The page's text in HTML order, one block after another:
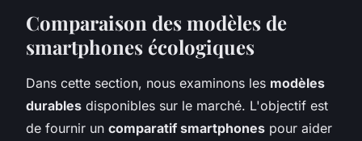
Comparaison des modèles de
smartphones écologiques
Dans cette section, nous examinons les modèles
durables disponibles sur le marché. L'objectif est
de fournir un comparatif smartphones pour aider